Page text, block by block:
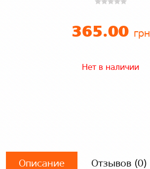
365.00 грн
Нет в наличии
Описание Отзывов (0)